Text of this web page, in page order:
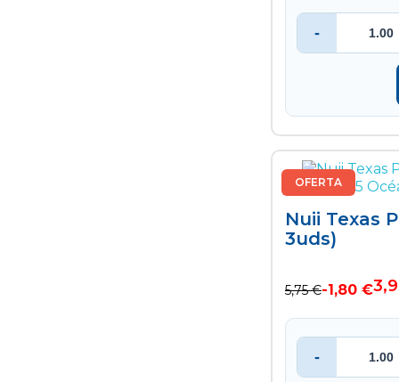
-
Nuii Texas
3uds)
5,75 €-1,80 €
-
OFERTA